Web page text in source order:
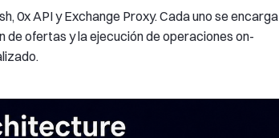
0x API y Exchange Proxy. Cada uno se encarga
de ofertas y la ejecución de operaciones on-